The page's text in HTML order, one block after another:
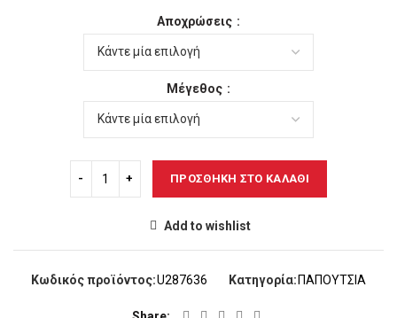
was:
57,00€.
Αποχρώσεις
Μέγεθος
ΠΡΟΣΘΉΚΗ ΣΤΟ ΚΑΛΆΘΙ
Add to wishlist
Κωδικός προϊόντος:U287636 Κατηγορία:ΠΑΠΟΥΤΣΙΑ